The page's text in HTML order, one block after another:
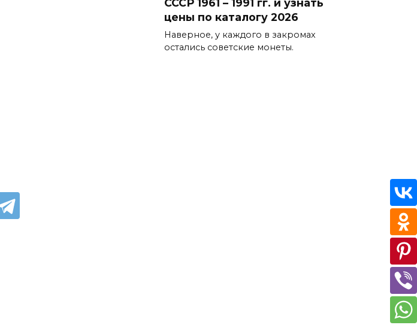
СССР 1961 – 1991 гг. и узнать
цены по каталогу 2026
Наверное, у каждого в закромах
остались советские монеты.